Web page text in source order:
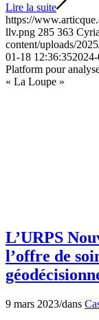
Lire la suite
https://
llv.png 285 363
content/uploads/
01-18 12:36:35
Platform pour
« La Loupe »
L’URPS
l’offre de
9 mars 2023/dans